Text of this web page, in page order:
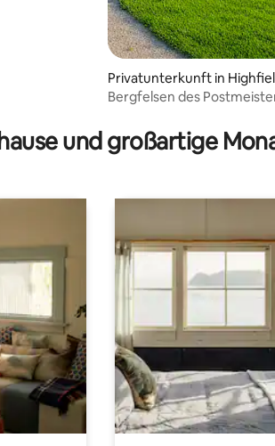
54 Bewertungen
Privatunterkunft in
scade
Bergfelsen des
und großartige